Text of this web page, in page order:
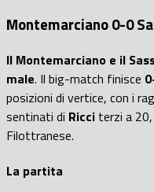
Montemarciano 0-0
Il Montemarciano e il
male. Il big-match finisce
posizioni di vertice, con i
sentinati di Ricci terzi a
Filottranese.
La partita